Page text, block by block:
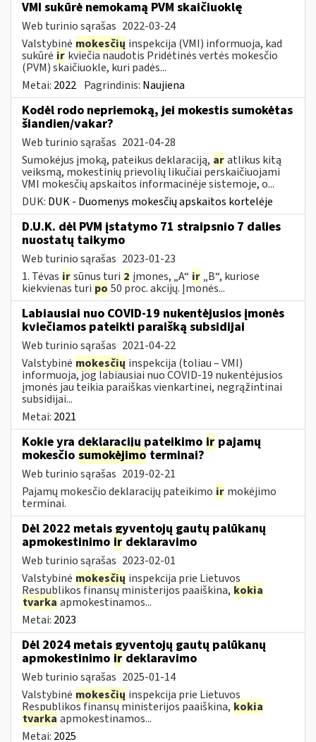
VMI sukūrė nemokamą PVM skaičiuoklę
Web turinio sąrašas 2022-03-24
Valstybinė mokesčių inspekcija (VMI) informuoja, kad
sukūrė ir kviečia naudotis Pridėtinės vertės mokesčio
(PVM) skaičiuokle, kuri padės...
Metai: 2022 Pagrindinis: Naujiena
Kodėl rodo nepriemoką, jei mokestis sumokėtas
šiandien/vakar?
Web turinio sąrašas 2021-04-28
Sumokėjus įmoką, pateikus deklaraciją, aratlikus kitą
veiksmą, mokestinių prievolių likučiai perskaičiuojami
VMI mokesčių apskaitos informacinėje sistemoje, o...
DUK: DUK - Duomenys mokesčių apskaitos kortelėje
D.U.K. dėl PVM įstatymo 71 straipsnio 7 dalies
nuostatų taikymo
Web turinio sąrašas 2023-01-23
1. Tėvas irsūnus turi 2 įmones, „A“ ir„B“, kuriose
kiekvienas turi po 50 proc. akcijų. Įmonės...
Labiausiai nuo COVID-19 nukentėjusios įmonės
kviečiamos pateikti paraišką subsidijai
Web turinio sąrašas 2021-04-22
Valstybinė mokesčių inspekcija (toliau – VMI)
informuoja, jog labiausiai nuo COVID-19 nukentėjusios
įmonės jau teikia paraiškas vienkartinei, negrąžintinai
subsidijai...
Metai: 2021
Kokie yra deklaracijų pateikimo ir pajamų
mokesčio sumokėjimo terminai?
Web turinio sąrašas 2019-02-21
Pajamų mokesčio deklaracijų pateikimo ir mokėjimo
terminai.
Dėl 2022 metais gyventojų gautų palūkanų
apmokestinimo ir deklaravimo
Web turinio sąrašas 2023-02-01
Valstybinė mokesčių inspekcija prie Lietuvos
Respublikos finansų ministerijos paaiškina, kokia
tvarka apmokestinamos...
Metai: 2023
Dėl 2024 metais gyventojų gautų palūkanų
apmokestinimo ir deklaravimo
Web turinio sąrašas 2025-01-14
Valstybinė mokesčių inspekcija prie Lietuvos
Respublikos finansų ministerijos paaiškina, kokia
tvarka apmokestinamos...
Metai: 2025